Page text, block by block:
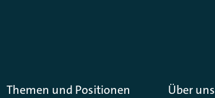
Themen und Positionen Über uns